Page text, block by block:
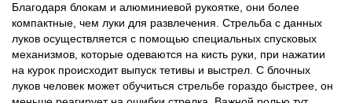
Благодаря блокам и алюминиевой рукоятке, они более
компактные, чем луки для развлечения. Стрельба с данных
луков осуществляется с помощью специальных спусковых
механизмов, которые одеваются на кисть руки, при нажатии
на курок происходит выпуск тетивы и выстрел. С блочных
луков человек может обучиться стрельбе гораздо быстрее, он